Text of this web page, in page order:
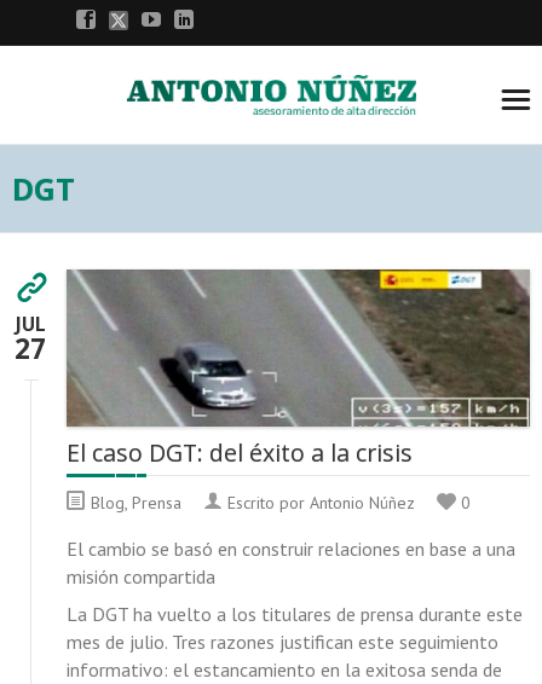
DGT
JUL
27
El caso DGT: del éxito a la crisis
Blog, Prensa Escrito por Antonio Núñez 0
El cambio se basó en construir relaciones en base a una
misión compartida
La DGT ha vuelto a los titulares de prensa durante este
mes de julio. Tres razones justifican este seguimiento
informativo: el estancamiento en la exitosa senda de